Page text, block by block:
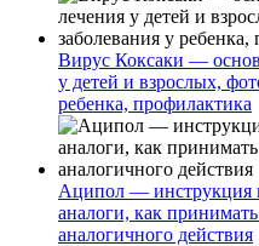
Вирус Коксаки —
у детей и взрослых,
ребенка, профилактика
Аципол — инструкция
аналоги, как
аналогичного действия